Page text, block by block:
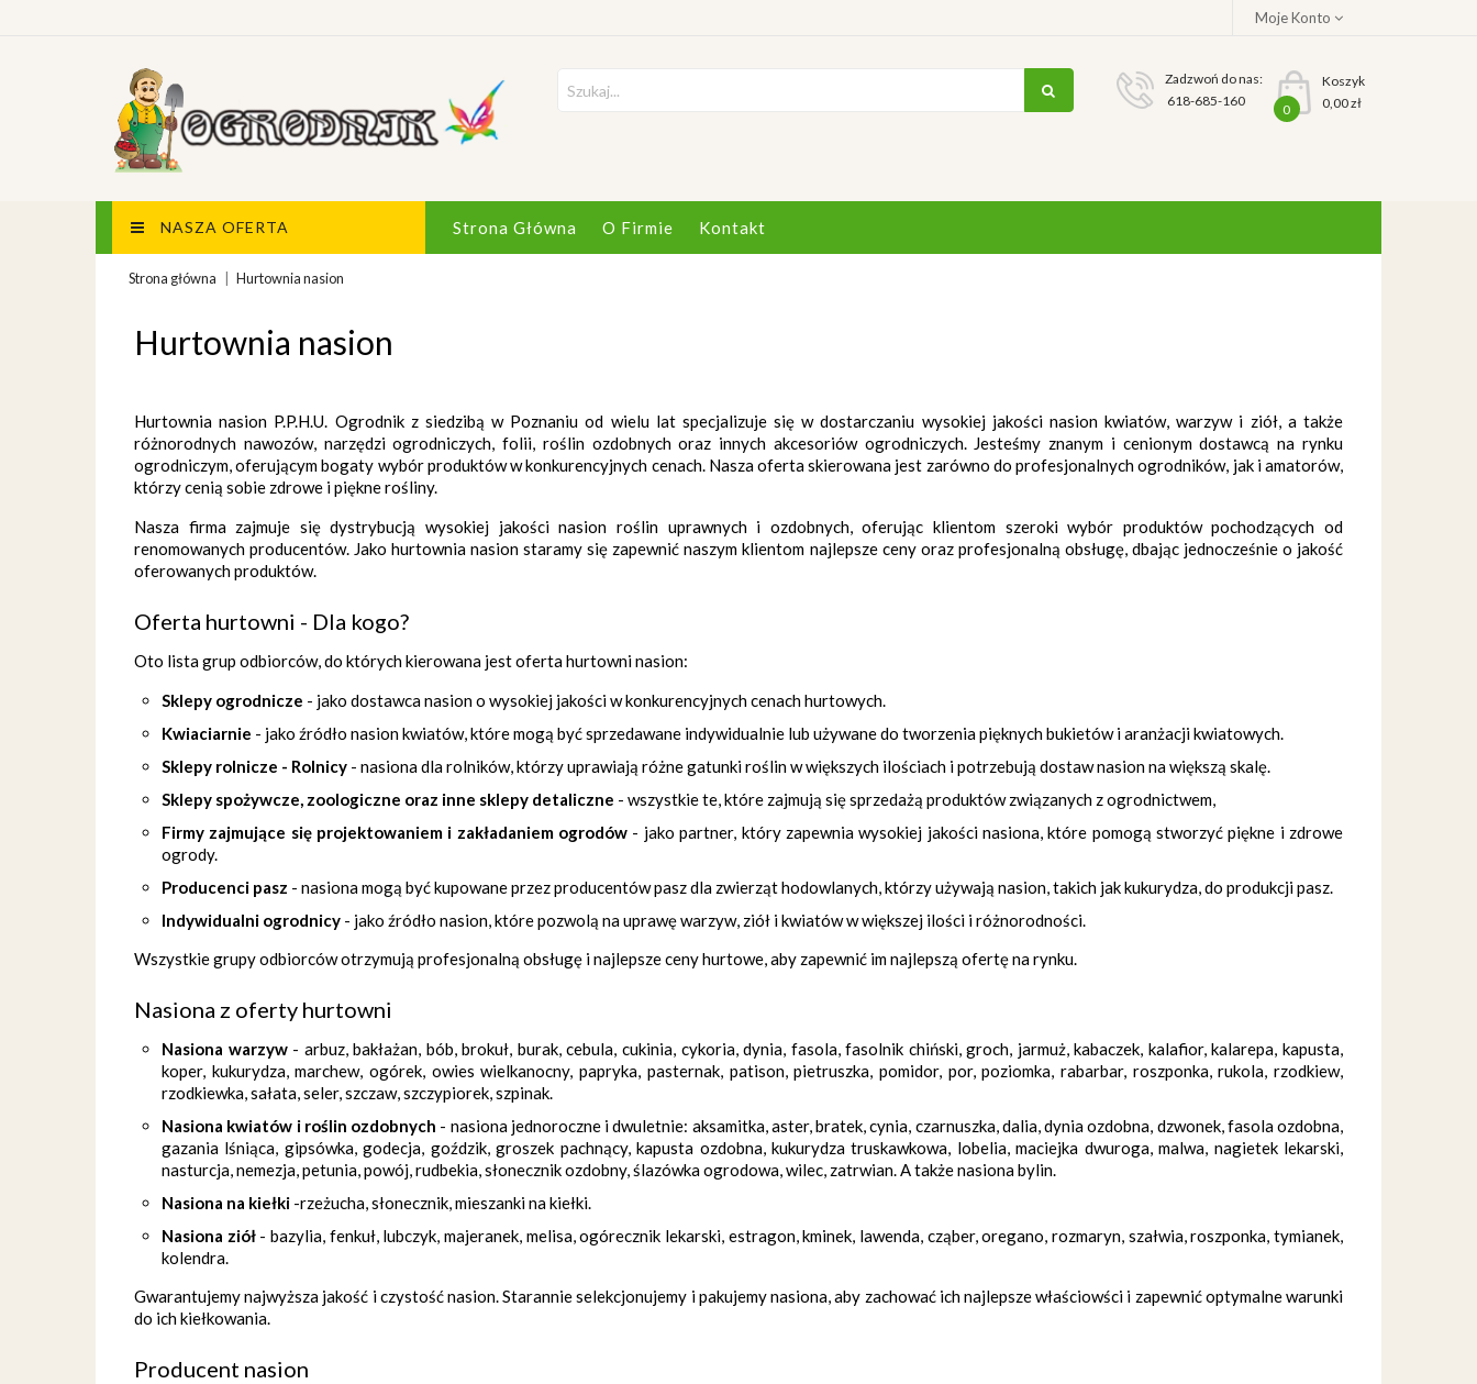
Moje Konto
Zadzwoń do nas:
618-685-160
Koszyk
0
0,00 zł
NASZA OFERTA Strona Główna O Firmie Kontakt
Strona główna Hurtownia nasion
Hurtownia nasion
Hurtownia nasion P.P.H.U. Ogrodnik z siedzibą w Poznaniu od wielu lat specjalizuje się w dostarczaniu wysokiej jakości nasion kwiatów, warzyw i ziół, a także
różnorodnych nawozów, narzędzi ogrodniczych, folii, roślin ozdobnych oraz innych akcesoriów ogrodniczych. Jesteśmy znanym i cenionym dostawcą na rynku
ogrodniczym, oferującym bogaty wybór produktów w konkurencyjnych cenach. Nasza oferta skierowana jest zarówno do profesjonalnych ogrodników, jak i amatorów,
którzy cenią sobie zdrowe i piękne rośliny.
Nasza firma zajmuje się dystrybucją wysokiej jakości nasion roślin uprawnych i ozdobnych, oferując klientom szeroki wybór produktów pochodzących od
renomowanych producentów. Jako hurtownia nasion staramy się zapewnić naszym klientom najlepsze ceny oraz profesjonalną obsługę, dbając jednocześnie o jakość
oferowanych produktów.
Oferta hurtowni - Dla kogo?
Oto lista grup odbiorców, do których kierowana jest oferta hurtowni nasion:
Sklepy ogrodnicze - jako dostawca nasion o wysokiej jakości w konkurencyjnych cenach hurtowych.
Kwiaciarnie - jako źródło nasion kwiatów, które mogą być sprzedawane indywidualnie lub używane do tworzenia pięknych bukietów i aranżacji kwiatowych.
Sklepy rolnicze - Rolnicy - nasiona dla rolników, którzy uprawiają różne gatunki roślin w większych ilościach i potrzebują dostaw nasion na większą skalę.
Sklepy spożywcze, zoologiczne oraz inne sklepy detaliczne - wszystkie te, które zajmują się sprzedażą produktów związanych z ogrodnictwem,
Firmy zajmujące się projektowaniem i zakładaniem ogrodów - jako partner, który zapewnia wysokiej jakości nasiona, które pomogą stworzyć piękne i zdrowe
ogrody.
Producenci pasz - nasiona mogą być kupowane przez producentów pasz dla zwierząt hodowlanych, którzy używają nasion, takich jak kukurydza, do produkcji pasz.
Indywidualni ogrodnicy - jako źródło nasion, które pozwolą na uprawę warzyw, ziół i kwiatów w większej ilości i różnorodności.
Wszystkie grupy odbiorców otrzymują profesjonalną obsługę i najlepsze ceny hurtowe, aby zapewnić im najlepszą ofertę na rynku.
Nasiona z oferty hurtowni
Nasiona warzyw- arbuz, bakłażan, bób, brokuł, burak, cebula, cukinia, cykoria, dynia, fasola, fasolnik chiński, groch, jarmuż, kabaczek, kalafior, kalarepa, kapusta,
koper, kukurydza, marchew, ogórek, owies wielkanocny, papryka, pasternak, patison, pietruszka, pomidor, por, poziomka, rabarbar, roszponka, rukola, rzodkiew,
rzodkiewka, sałata, seler, szczaw, szczypiorek, szpinak.
Nasiona kwiatów i roślin ozdobnych - nasiona jednoroczne i dwuletnie: aksamitka, aster, bratek, cynia, czarnuszka, dalia, dynia ozdobna, dzwonek, fasola ozdobna,
gazania lśniąca, gipsówka, godecja, goździk, groszek pachnący, kapusta ozdobna, kukurydza truskawkowa, lobelia, maciejka dwuroga, malwa, nagietek lekarski,
nasturcja, nemezja, petunia, powój, rudbekia, słonecznik ozdobny, ślazówka ogrodowa, wilec, zatrwian. A także nasiona bylin.
Nasiona na kiełki -rzeżucha, słonecznik, mieszanki na kiełki.
Nasiona ziół- bazylia, fenkuł, lubczyk, majeranek, melisa, ogórecznik lekarski, estragon, kminek, lawenda, cząber, oregano, rozmaryn, szałwia, roszponka, tymianek,
kolendra.
Gwarantujemy najwyższa jakość i czystość nasion. Starannie selekcjonujemy i pakujemy nasiona, aby zachować ich najlepsze właściowści i zapewnić optymalne warunki
do ich kiełkowania.
Producent nasion